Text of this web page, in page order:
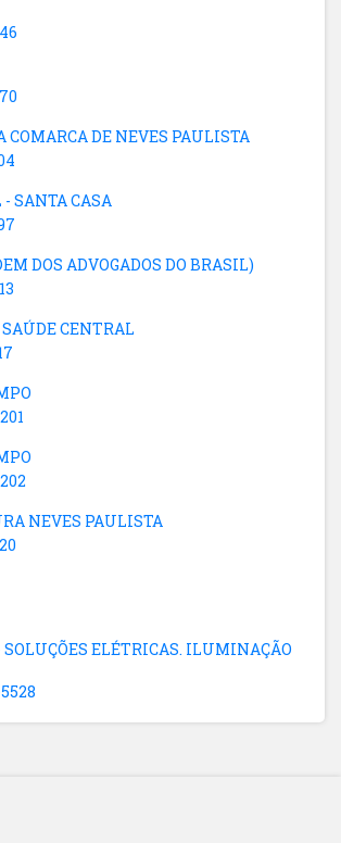
COMARCA DE NEVES PAULISTA
SANTA CASA
DOS ADVOGADOS DO BRASIL)
SAÚDE CENTRAL
NEVES PAULISTA
ELÉTRICAS. ILUMINAÇÃO